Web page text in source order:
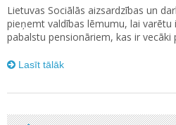
Lietuvas Sociālās aizsardzības un
pieņemt valdības lēmumu, lai
pabalstu pensionāriem, kas ir vecāki
Lasīt tālāk